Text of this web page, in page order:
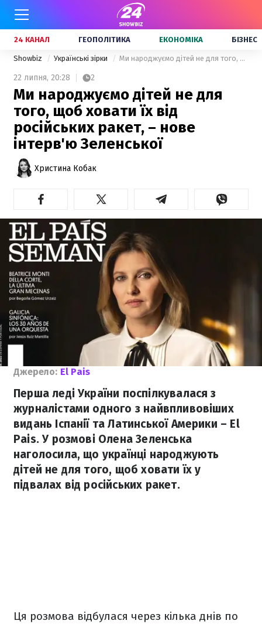
24 КАНАЛ ГЕОПОЛІТИКА ЕКОНОМІКА БІЗНЕС
Showbiz Українські зірки Ми народжуємо дітей не для того, щоб ховати їх від російських ракет, – нове інтерв'ю Зеленської
22 липня, 20:28 2
Ми народжуємо дітей не для
того, щоб ховати їх від
російських ракет, – нове
інтерв'ю Зеленської
Христина Кобак
Джерело: El Pais
Перша леді України поспілкувалася з
журналістами одного з найвпливовіших
видань Іспанії та Латинської Америки – El
Pais. У розмові Олена Зеленська
наголосила, що українці народжують
дітей не для того, щоб ховати їх у
підвалах від російських ракет.
Ця розмова відбулася через кілька днів по